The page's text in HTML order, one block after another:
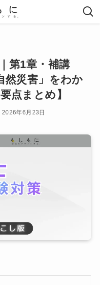
第1章・補講
然災害」をわか
点まとめ】
2026年6月23日